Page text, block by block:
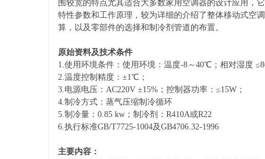
围较宽的特点尤其适合大多数家用空调器的设计应用，
特性参数和工作原理，较为详细的介绍了整体移动式空
算，以及零部件的选择和制冷剂管道的布置。
原始资料及技术条件
1.使用环境条件：使用环境：温度-8～40℃；相对湿度
2.温度控制精度：±1℃；
3.电源电压：AC220V ±15%；控制器功率：≤15W；
4.制冷方式：蒸气压缩制冷循环
5.制冷量：0.85 kw；制冷剂：R410A或R22
6.执行标准GB/T7725-1004及GB4706.32-1996
主要内容：